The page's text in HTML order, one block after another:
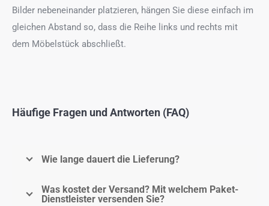
Bilder nebeneinander platzieren, hängen Sie diese einfach im
gleichen Abstand so, dass die Reihe links und rechts mit
dem Möbelstück abschließt.
Häufige Fragen und Antworten (FAQ)
Wie lange dauert die Lieferung?
Was kostet der Versand? Mit welchem Paket-
Dienstleister versenden Sie?